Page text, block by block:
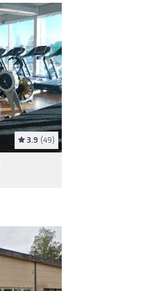
3.9 (49)